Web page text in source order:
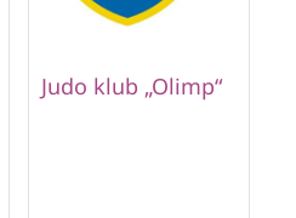
Judo klub „Olimp“